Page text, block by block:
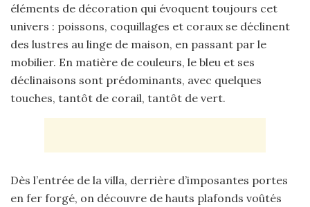
éléments de décoration qui évoquent toujours cet
univers : poissons, coquillages et coraux se déclinent
des lustres au linge de maison, en passant par le
mobilier. En matière de couleurs, le bleu et ses
déclinaisons sont prédominants, avec quelques
touches, tantôt de corail, tantôt de vert.
Dès l’entrée de la villa, derrière d’imposantes portes
en fer forgé, on découvre de hauts plafonds voûtés